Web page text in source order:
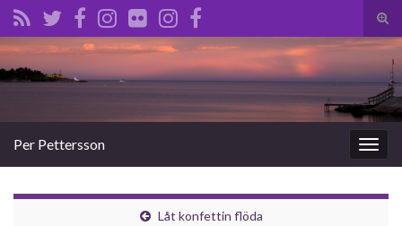
Slå
på/
Search for:
Slå
på/av
Per Pettersson
Låt konfettin flöda